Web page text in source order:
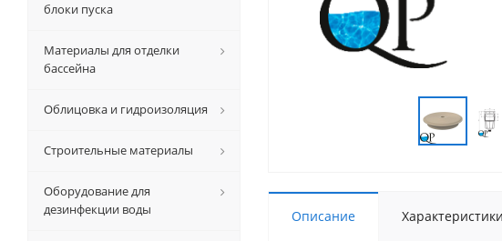
Описание Характеристики
блоки пуска
Материалы для отделки
бассейна
Облицовка и гидроизоляция
Строительные материалы
Оборудование для
дезинфекции воды